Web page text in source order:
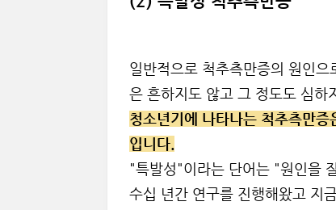
일반적으로 척추측만증의 원인
은 흔하지도 않고 그 정도도 심하
청소년기에 나타나는 척추측만
입니다.
"특발성"이라는 단어는 "원인을
수십 년간 연구를 진행해왔고 지